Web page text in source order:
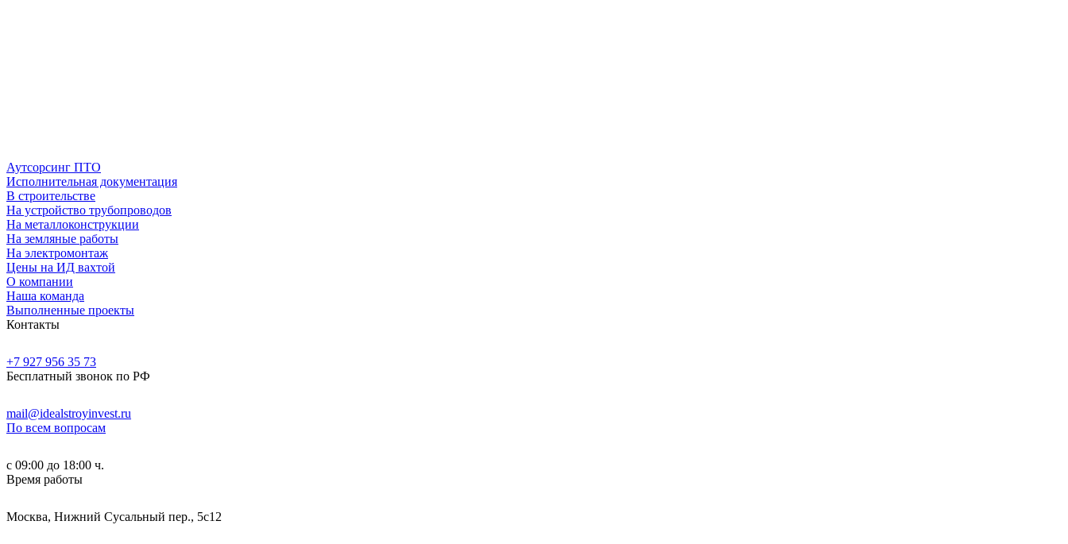
Аутсорсинг ПТО
Исполнительная документация
В строительстве
На устройство трубопроводов
На металлоконструкции
На земляные работы
На электромонтаж
Цены на ИД вахтой
О компании
Наша команда
Выполненные проекты
Контакты
+7 927 956 35 73
Бесплатный звонок по РФ
mail@idealstroyinvest.ru
По всем вопросам
с 09:00 до 18:00 ч.
Время работы
Москва, Нижний Сусальный пер., 5c12